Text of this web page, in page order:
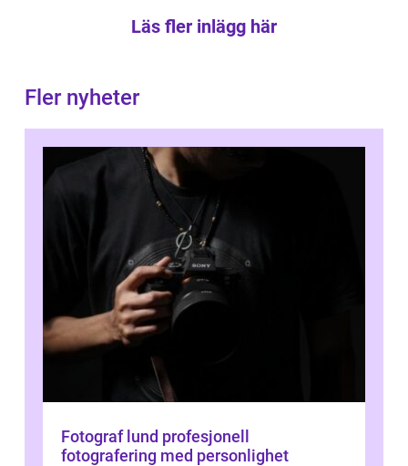
Läs fler inlägg här
Fler nyheter
Fotograf lund profesjonell
fotografering med personlighet